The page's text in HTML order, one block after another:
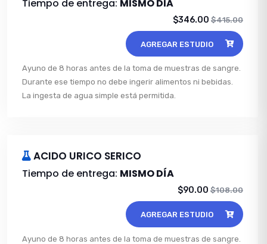
Tiempo de entrega: MISMO DIA
$346.00 $415.00
AGREGAR ESTUDIO
Ayuno de 8 horas antes de la toma de muestras de sangre.
Durante ese tiempo no debe ingerir alimentos ni bebidas.
La ingesta de agua simple está permitida.
ACIDO URICO SERICO
Tiempo de entrega: MISMO DÍA
$90.00 $108.00
AGREGAR ESTUDIO
Ayuno de 8 horas antes de la toma de muestras de sangre.